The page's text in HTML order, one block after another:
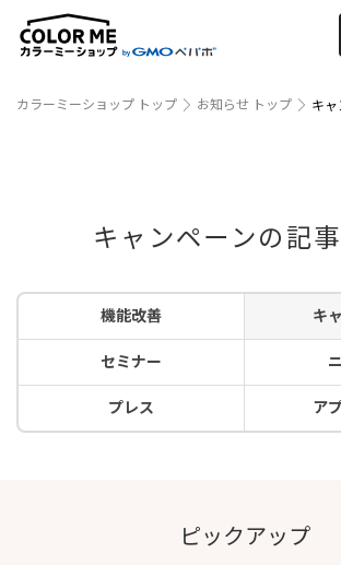
カラーミーショップ トップ お知らせ トップ キャ
キャンペーンの記
機能改善 キ
セミナー
プレス ア
ピックアップ